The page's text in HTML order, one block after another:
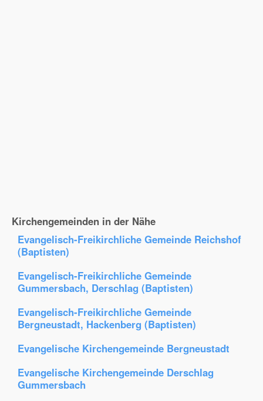
Kirchengemeinden in der Nähe
Evangelisch-Freikirchliche Gemeinde Reichshof
(Baptisten)
Evangelisch-Freikirchliche Gemeinde
Gummersbach, Derschlag (Baptisten)
Evangelisch-Freikirchliche Gemeinde
Bergneustadt, Hackenberg (Baptisten)
Evangelische Kirchengemeinde Bergneustadt
Evangelische Kirchengemeinde Derschlag
Gummersbach